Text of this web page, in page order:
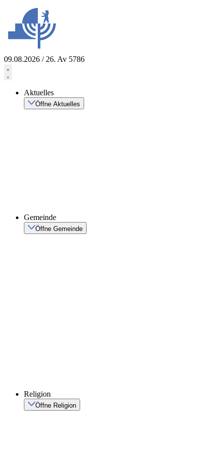
springen
09.08.2026 / 26. Av 5786
Aktuelles
Öffne Aktuelles
Gemeinde
Öffne Gemeinde
Religion
Öffne Religion